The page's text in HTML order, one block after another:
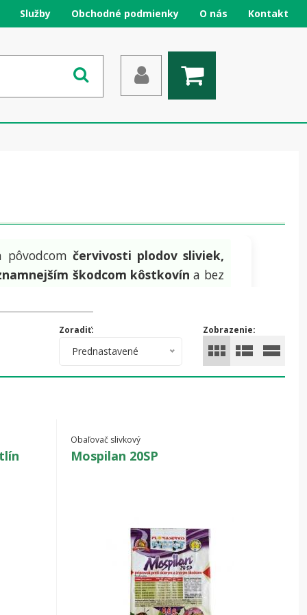
Služby Obchodné podmienky O nás Kontakt
pôvodcom červivosti plodov sliviek,
škodcom kôstkovín a bez
% celej úrody. Škodca má u nás
druhá, letná generácia.
Zobrazenie:
Zoradiť:
Prednastavené
Obaľovač slivkový
Mospilan 20SP